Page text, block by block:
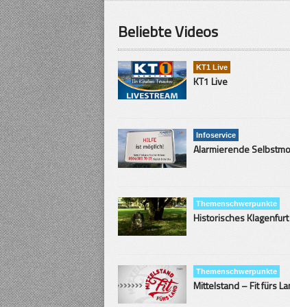
Beliebte Videos
KT1 Live
KT1 Live
Infoservice
Themenschwerpunkte
Historisches Klagenfurt
Themenschwerpunkte